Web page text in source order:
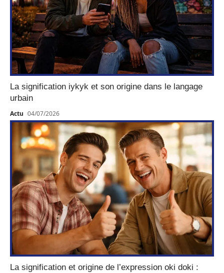
La signification iykyk et son origine dans le langage
urbain
Actu 04/07/2026
La signification et origine de l’expression oki doki :